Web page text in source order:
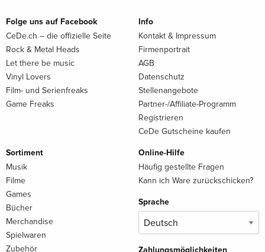
Folge uns auf Facebook
CeDe.ch – die offizielle Seite
Rock & Metal Heads
Let there be music
Vinyl Lovers
Film- und Serienfreaks
Game Freaks
Info
Kontakt & Impressum
Firmenportrait
AGB
Datenschutz
Stellenangebote
Partner-/Affiliate-Programm
Registrieren
CeDe Gutscheine kaufen
Sortiment
Musik
Filme
Games
Bücher
Merchandise
Spielwaren
Zubehör
Online-Hilfe
Häufig gestellte Fragen
Kann ich Ware zurückschicken?
Sprache